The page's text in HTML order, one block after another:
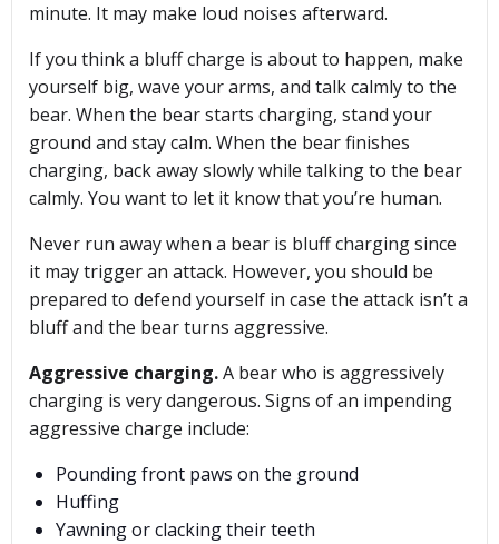
minute. It may make loud noises afterward.
If you think a bluff charge is about to happen, make
yourself big, wave your arms, and talk calmly to the
bear. When the bear starts charging, stand your
ground and stay calm. When the bear finishes
charging, back away slowly while talking to the bear
calmly. You want to let it know that you’re human.
Never run away when a bear is bluff charging since
it may trigger an attack. However, you should be
prepared to defend yourself in case the attack isn’t a
bluff and the bear turns aggressive.
Aggressive charging.A bear who is aggressively
charging is very dangerous. Signs of an impending
aggressive charge include:
Pounding front paws on the ground
Huffing
Yawning or clacking their teeth